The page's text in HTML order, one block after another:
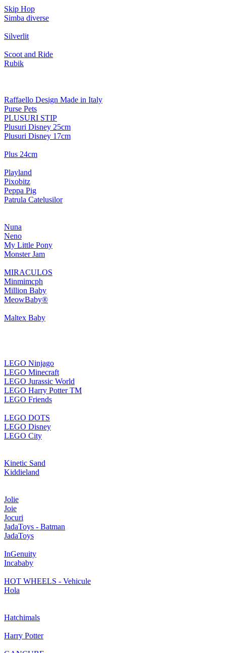
Skip Hop
Simba diverse
Silverlit
Scoot and Ride
Rubik
Raffaello Design Made in Italy
Purse Pets
PLUSURI STIP
Plusuri Disney 25cm
Plusuri Disney 17cm
Plus 24cm
Playland
Pixobitz
Peppa Pig
Patrula Catelusilor
Nuna
Neno
My Little Pony
Monster Jam
MIRACULOS
Minmimcph
Million Baby
MeowBaby®
Maltex Baby
LEGO Ninjago
LEGO Minecraft
LEGO Jurassic World
LEGO Harry Potter TM
LEGO Friends
LEGO DOTS
LEGO Disney
LEGO City
Kinetic Sand
Kiddieland
Jolie
Joie
Jocuri
JadaToys - Batman
JadaToys
InGenuity
Incababy
HOT WHEELS - Vehicule
Hola
Hatchimals
Harry Potter